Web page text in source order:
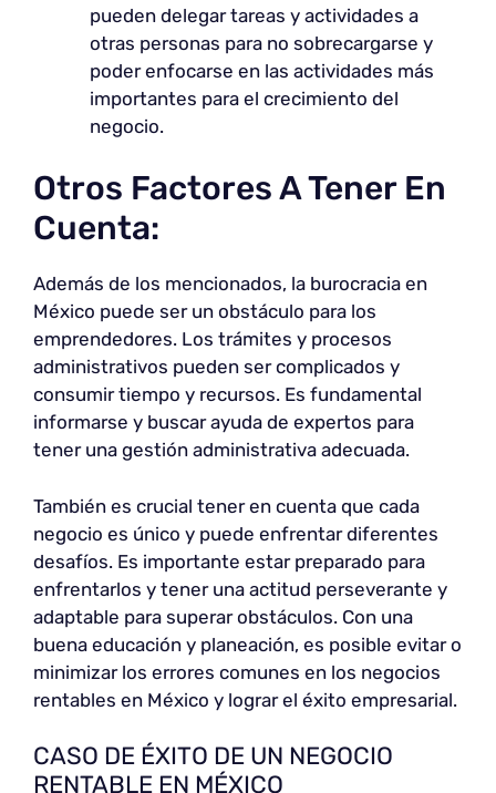
pueden delegar tareas y actividades a
otras personas para no sobrecargarse y
poder enfocarse en las actividades más
importantes para el crecimiento del
negocio.
Otros Factores A Tener En
Cuenta:
Además de los mencionados, la burocracia en
México puede ser un obstáculo para los
emprendedores. Los trámites y procesos
administrativos pueden ser complicados y
consumir tiempo y recursos. Es fundamental
informarse y buscar ayuda de expertos para
tener una gestión administrativa adecuada.
También es crucial tener en cuenta que cada
negocio es único y puede enfrentar diferentes
desafíos. Es importante estar preparado para
enfrentarlos y tener una actitud perseverante y
adaptable para superar obstáculos. Con una
buena educación y planeación, es posible evitar o
minimizar los errores comunes en los negocios
rentables en México y lograr el éxito empresarial.
CASO DE ÉXITO DE UN NEGOCIO
RENTABLE EN MÉXICO